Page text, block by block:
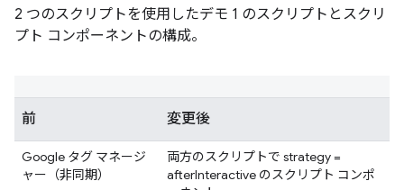
2 つのスクリプトを使用したデモ 1 のスクリプトとスクリ
プト コンポーネントの構成。
前 変更後
Google タグ マネージ
ャー（非同期）
両方のスクリプトで strategy =
afterInteractive のスクリプト コンポ